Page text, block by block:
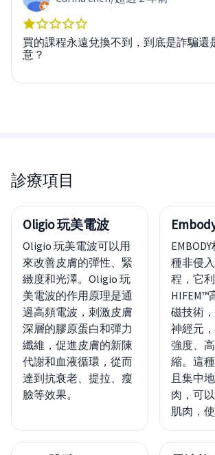
買的課程永遠兌換不到，到底是詐騙還
意？
診療項目
Oligio 玩美電波
Oligio 玩美電波可以用
來改善皮膚的彈性、緊
緻度和光澤。Oligio 玩
美電波的作用原理是通
過高頻電波，刺激皮膚
深層的膠原蛋白和彈力
纖維，促進皮膚的新陳
代謝和血液循環，從而
達到抗衰老、提拉、瘦
臉等效果。
種非侵
程，它
HIFEM™
磁技術
神經元
強度、
縮。這
且集中
肉，可
肌肉，